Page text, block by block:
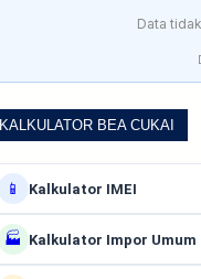
Data
KALKULATOR BEA CUKAI
📱 Kalkulator IMEI
🏭 Kalkulator Impor Umum